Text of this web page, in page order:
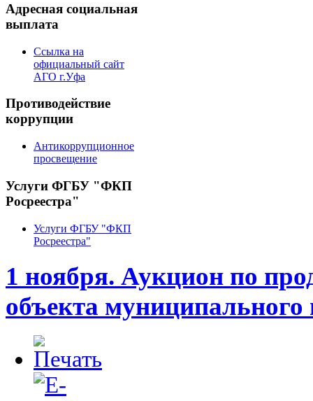
Адресная социальная
выплата
Ссылка на
официальный сайт
АГО г.Уфа
Противодействие
коррупции
Антикоррупционное
просвещение
Услуги ФГБУ "ФКП
Росреестра"
Услуги ФГБУ "ФКП
Росреестра"
1 ноября. Аукцион по
объекта